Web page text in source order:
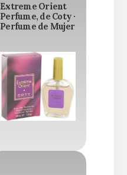
Extreme Orient
Perfume, de Coty ·
Perfume de Mujer